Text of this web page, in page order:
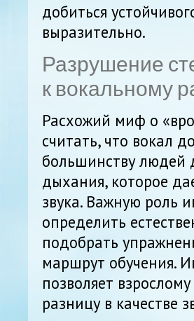
добиться
выразительно.
Разрушение
к вокальному
Расхожий миф о
считать, что вокал
большинству людей
дыхания, которое
звука. Важную роль
определить
подобрать
маршрут обучения.
позволяет
разницу в качестве